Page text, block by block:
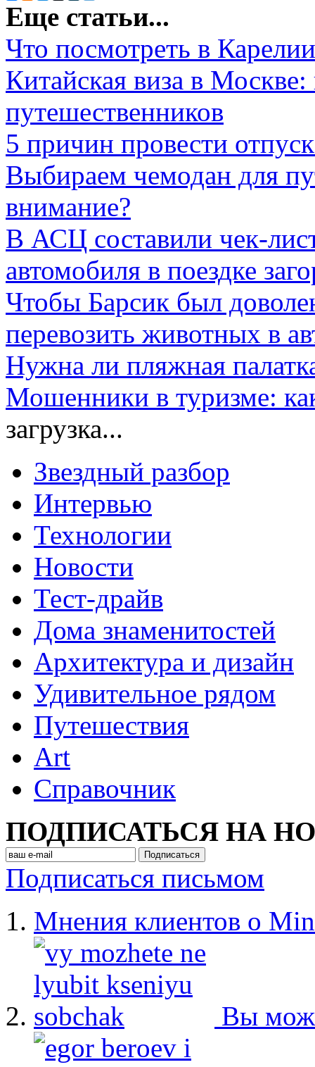
Еще статьи...
Что посмотреть в
Китайская виза в
путешественников
5 причин провести
Выбираем чемодан для
внимание?
В АСЦ составили чек-
автомобиля в поездке
Чтобы Барсик был
перевозить животных в
Нужна ли пляжная
Мошенники в туризме:
загрузка...
Звездный разбор
Интервью
Технологии
Новости
Тест-драйв
Дома знаменитостей
Архитектура и дизайн
Удивительное рядом
Путешествия
Art
Cправочник
ПОДПИСАТЬСЯ НА
Подписаться письмом
Мнения клиентов о
Вы